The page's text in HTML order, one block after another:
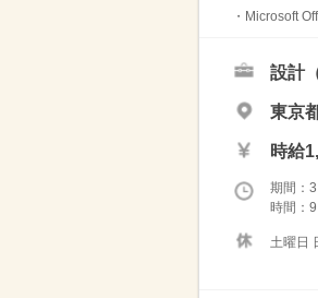
・Microsoft
設計
東京
時給
期間
時間：
土曜日